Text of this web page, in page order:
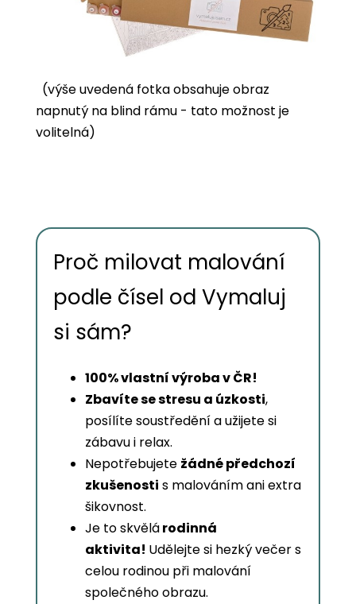
(výše uvedená fotka obsahuje obraz
napnutý na blind rámu - tato možnost je
volitelná)
Proč milovat malování
podle čísel od Vymaluj
si sám?
100% vlastní výroba v ČR!
Zbavíte se stresu a úzkosti,
posílíte soustředění a užijete si
zábavu i relax.
Nepotřebujete žádné předchozí
zkušenosti s malováním ani extra
šikovnost.
Je to skvělárodinná
aktivita! Udělejte si hezký večer s
celou rodinou při malování
společného obrazu.